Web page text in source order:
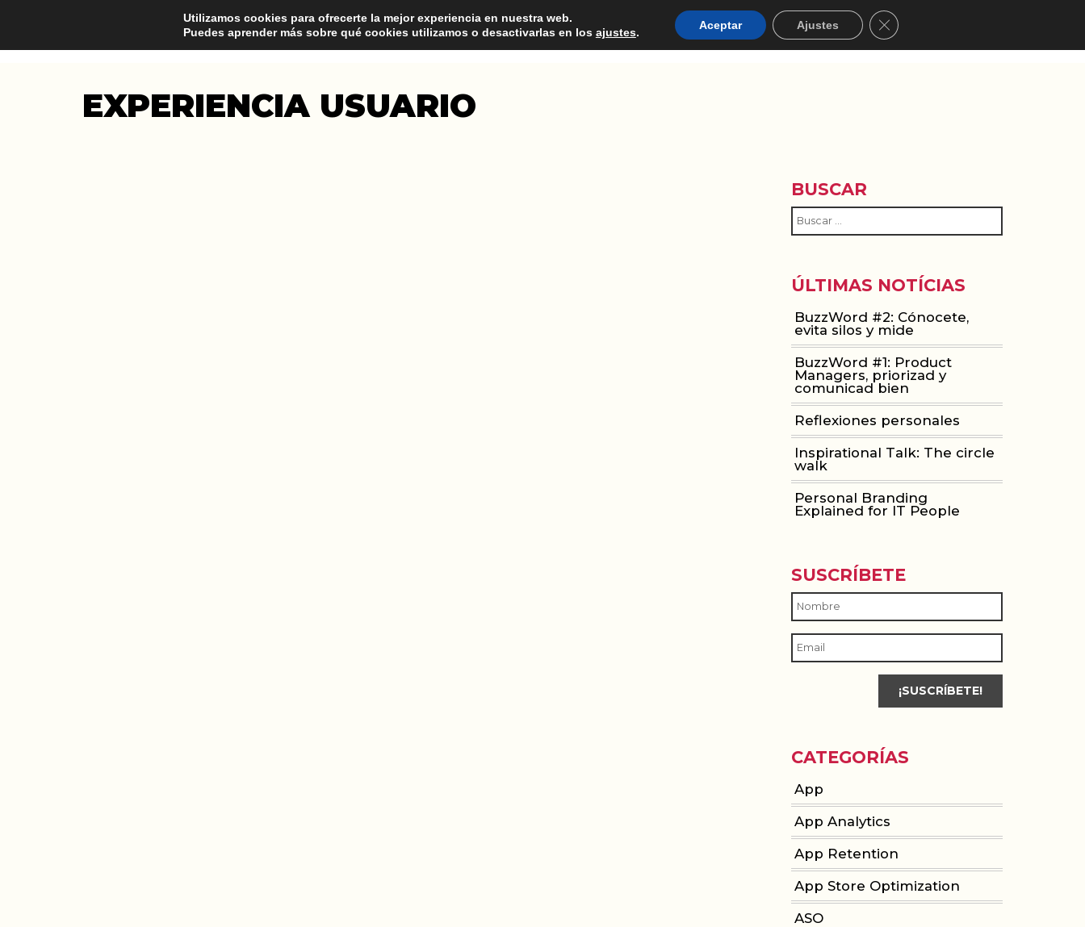
CONSULTORIA PRODUCT MANAGEMENT FORMACIÓN WOMEN IN MOBILE
EXPERIENCIA USUARIO
BUSCAR
ÚLTIMAS NOTÍCIAS
BuzzWord #2: Cónocete,
evita silos y mide
BuzzWord #1: Product
Managers, priorizad y
comunicad bien
Reflexiones personales
Inspirational Talk: The circle
walk
Personal Branding
Explained for IT People
SUSCRÍBETE
CATEGORÍAS
App
App Analytics
App Retention
App Store Optimization
ASO
Utilizamos cookies para ofrecerte la mejor experiencia en nuestra web.
Puedes aprender más sobre qué cookies utilizamos o desactivarlas en los ajustes.
Aceptar Ajustes Cerrar el banner de cookies RGPD